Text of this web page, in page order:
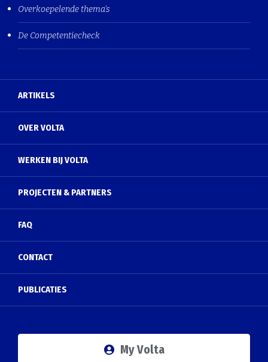
Overkoepelende thema's
De Competentiecheck
ARTIKELS
OVER VOLTA
WERKEN BIJ VOLTA
PROJECTEN & PARTNERS
FAQ
CONTACT
PUBLICATIES
My Volta